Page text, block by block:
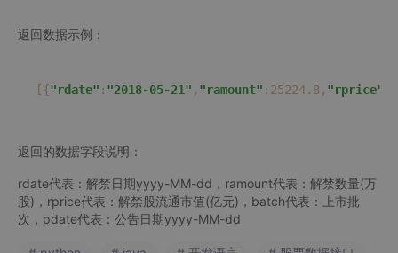
返回数据示例：
[{"rdate" : "2018-05-21" , "ramount" :25224.8, "rprice"
返回的数据字段说明：
rdate代表：解禁日期yyyy-MM-dd，ramount代表：解禁数量(万
股)，rprice代表：解禁股流通市值(亿元)，batch代表：上市批
次，pdate代表：公告日期yyyy-MM-dd